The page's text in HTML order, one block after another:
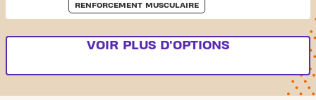
RENFORCEMENT MUSCULAIRE
VOIR PLUS D'OPTIONS